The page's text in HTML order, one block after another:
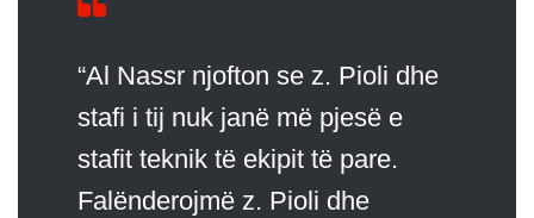
“Al Nassr njofton se z. Pioli dhe
stafi i tij nuk janë më pjesë e
stafit teknik të ekipit të pare.
Falënderojmë z. Pioli dhe